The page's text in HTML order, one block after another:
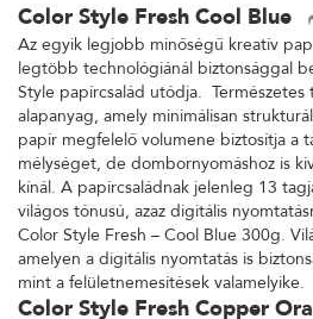
Color Style Fresh Cool Blue
Az egyik legjobb minőségű kreatív
legtöbb technológiánál biztonsággal
Style papírcsalád utódja. Természetes
alapanyag, amely minimálisan
papír megfelelő volumene biztosítja a
mélységet, de dombornyomáshoz is
kínál. A papírcsaládnak jelenleg 13
világos tónusú, azaz digitális
Color Style Fresh – Cool Blue 300g.
amelyen a digitális nyomtatás is
mint a felületnemesítések valamelyike.
Color Style Fresh Copper